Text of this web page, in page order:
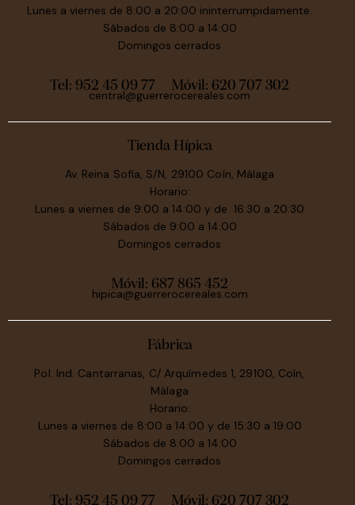
Lunes a viernes de 8:00 a 20:00 ininterrumpidamente.
Sábados de 8:00 a 14:00
Domingos cerrados
Tel: 952 45 09 77 Móvil: 620 707 302
central@guerrerocereales.com
Tienda Hípica
Av. Reina Sofía, S/N, 29100 Coín, Málaga
Horario:
Lunes a viernes de 9:00 a 14:00 y de 16:30 a 20:30
Sábados de 9:00 a 14:00
Domingos cerrados
Móvil: 687 865 452
hipica@guerrerocereales.com
Fábrica
Pol. Ind. Cantarranas, C/ Arquímedes 1, 29100, Coín,
Málaga
Horario:
Lunes a viernes de 8:00 a 14:00 y de 15:30 a 19:00
Sábados de 8:00 a 14:00
Domingos cerrados
Tel: 952 45 09 77 Móvil: 620 707 302